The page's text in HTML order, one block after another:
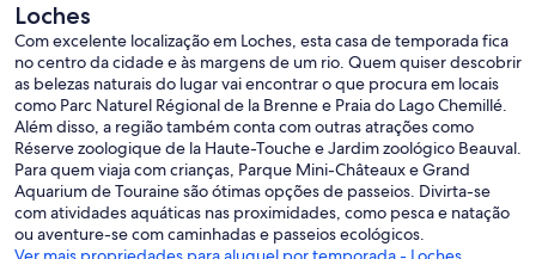
Loches
Com excelente localização em Loches, esta casa de temporada fica
no centro da cidade e às margens de um rio. Quem quiser descobrir
as belezas naturais do lugar vai encontrar o que procura em locais
como Parc Naturel Régional de la Brenne e Praia do Lago Chemillé.
Além disso, a região também conta com outras atrações como
Réserve zoologique de la Haute-Touche e Jardim zoológico Beauval.
Para quem viaja com crianças, Parque Mini-Châteaux e Grand
Aquarium de Touraine são ótimas opções de passeios. Divirta-se
com atividades aquáticas nas proximidades, como pesca e natação
ou aventure-se com caminhadas e passeios ecológicos.